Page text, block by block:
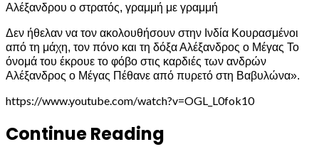
Αλέξανδρου ο στρατός, γραμμή με γραμμή
Δεν ήθελαν να τον ακολουθήσουν στην Ινδία Κουρασμένοι
από τη μάχη, τον πόνο και τη δόξα Αλέξανδρος ο Μέγας Το
όνομά του έκρουε το φόβο στις καρδιές των ανδρών
Αλέξανδρος ο Μέγας Πέθανε από πυρετό στη Βαβυλώνα».
https://www.youtube.com/watch?v=OGL_L0fok10
Continue Reading